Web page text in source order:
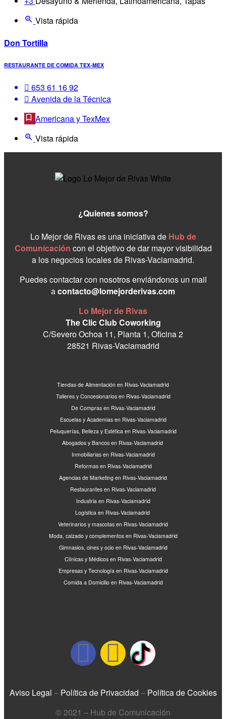
Vista rápida
Don Tortilla
RESTAURANTE DE COMIDA TEX-MEX
653 61 16 92
Avenida de la Técnica
Americana y TexMex
Vista rápida
¿Quienes somos?
Lo Mejor de Rivas es una iniciativa de Hub de
Comunicación con el objetivo de dar mayor visibilidad
a los negocios locales de Rivas-Vaciamadrid.
Puedes contactar con nosotros enviándonos un mail
acontacto@lomejorderivas.com
Lo Mejor de Rivas
The Clic Club Coworking
C/Severo Ochoa 11, Planta 1, Oficina 2
28521 Rivas-Vaciamadrid
Tiendas de Alimentación en Rivas-Vaciamadrid
Talleres y Concesionarios en Rivas-Vaciamadrid
De Compras en Rivas-Vaciamadrid
Escuelas y Academias en Rivas-Vaciamadrid
Peluquerías, Belleza y Estética en Rivas-Vaciamadrid
Abogados y Bancos en Rivas-Vaciamadrid
Inmobiliarias en Rivas-Vaciamadrid
Reformas en Rivas-Vaciamadrid
Agencias de Marketing en Rivas-Vaciamadrid
Restaurantes en Rivas-Vaciamadrid
Industria en Rivas-Vaciamadrid
Logística en Rivas-Vaciamadrid
Veterinarios y mascotas en Rivas-Vaciamadrid
Moda, calzado y complementos en Rivas-Vaciamadrid
Gimnasios, cines y ocio en Rivas-Vaciamadrid
Clínicas y Médicos en Rivas-Vaciamadrid
Empresas y Tecnología en Rivas-Vaciamadrid
Comida a Domicilio en Rivas-Vaciamadrid
Aviso Legal – Política de Privacidad – Política de Cookies
© 2021 – Hub de Comunicación